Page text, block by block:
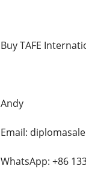
Buy TAFE
Andy
Email:
WhatsApp: +86